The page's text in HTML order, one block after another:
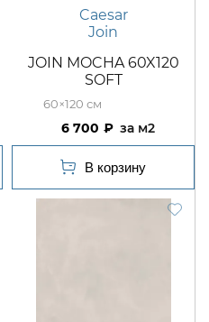
Caesar
Join
JOIN MOCHA 60X120
SOFT
60×120
6 700 м2